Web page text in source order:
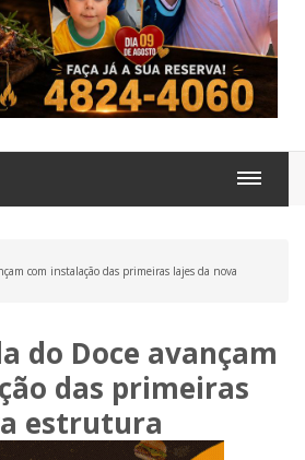
com instalação das primeiras lajes da nova
do Doce avançam
das primeiras
estrutura